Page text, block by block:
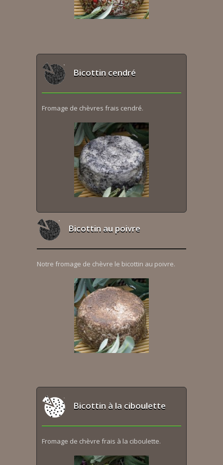
Bicottin cendré
Fromage de chèvres frais cendré.
Bicottin au poivre
Notre fromage de chèvre le bicottin au poivre.
Bicottin à la ciboulette
Fromage de chèvre frais à la ciboulette.